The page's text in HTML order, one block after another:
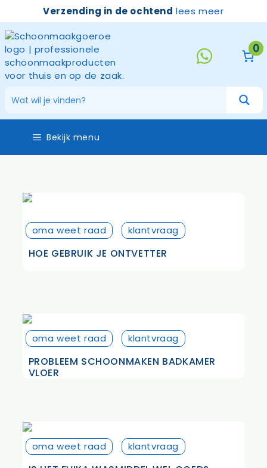
de
inhoud
Verzending in de ochtend lees meer
0
Bekijk menu
oma weet raad klantvraag
HOE GEBRUIK JE ONTVETTER
oma weet raad klantvraag
PROBLEEM SCHOONMAKEN BADKAMER
VLOER
oma weet raad klantvraag